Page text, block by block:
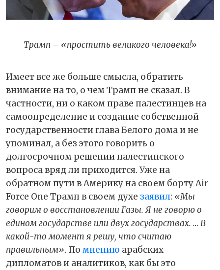
Трамп – «простить великого человека!»
Имеет все же больше смысла, обратить
внимание на то, о чем Трамп не сказал. В
частности, ни о каком праве палестинцев на
самоопределение и создание собственной
государственности глава Белого дома и не
упоминал, а без этого говорить о
долгосрочном решении палестинского
вопроса вряд ли приходится. Уже на
обратном пути в Америку на своем борту Air
Force One Трамп в своем духе заявил: «Мы
говорим о восстановлении Газы. Я не говорю о
едином государстве или двух государствах. … В
какой-то момент я решу, что считаю
правильным». По мнению арабских
дипломатов и аналитиков, как бы это